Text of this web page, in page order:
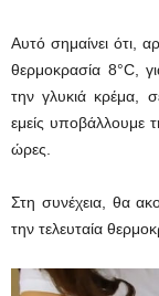
Αυτό σημαίνει ότι,
θερμοκρασία 8°C,
την γλυκιά κρέμα,
εμείς υποβάλλουμε
ώρες.
Στη συνέχεια, θα
την τελευταία